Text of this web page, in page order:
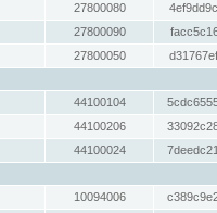
27800080
27800090
27800050
44100104
44100206
44100024
10094006